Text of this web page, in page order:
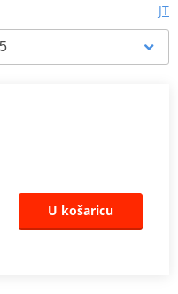
JT
U košaricu